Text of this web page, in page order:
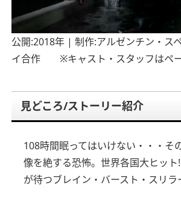
公開:2018年 | 制作:アルゼンチン・ス
イ合作 ※キャスト・スタッフはペ
見どころ/ストーリー紹介
108時間眠ってはいけない・・・そ
像を絶する恐怖。 世界各国大ヒット
が待つブレイン・バースト・スリラ